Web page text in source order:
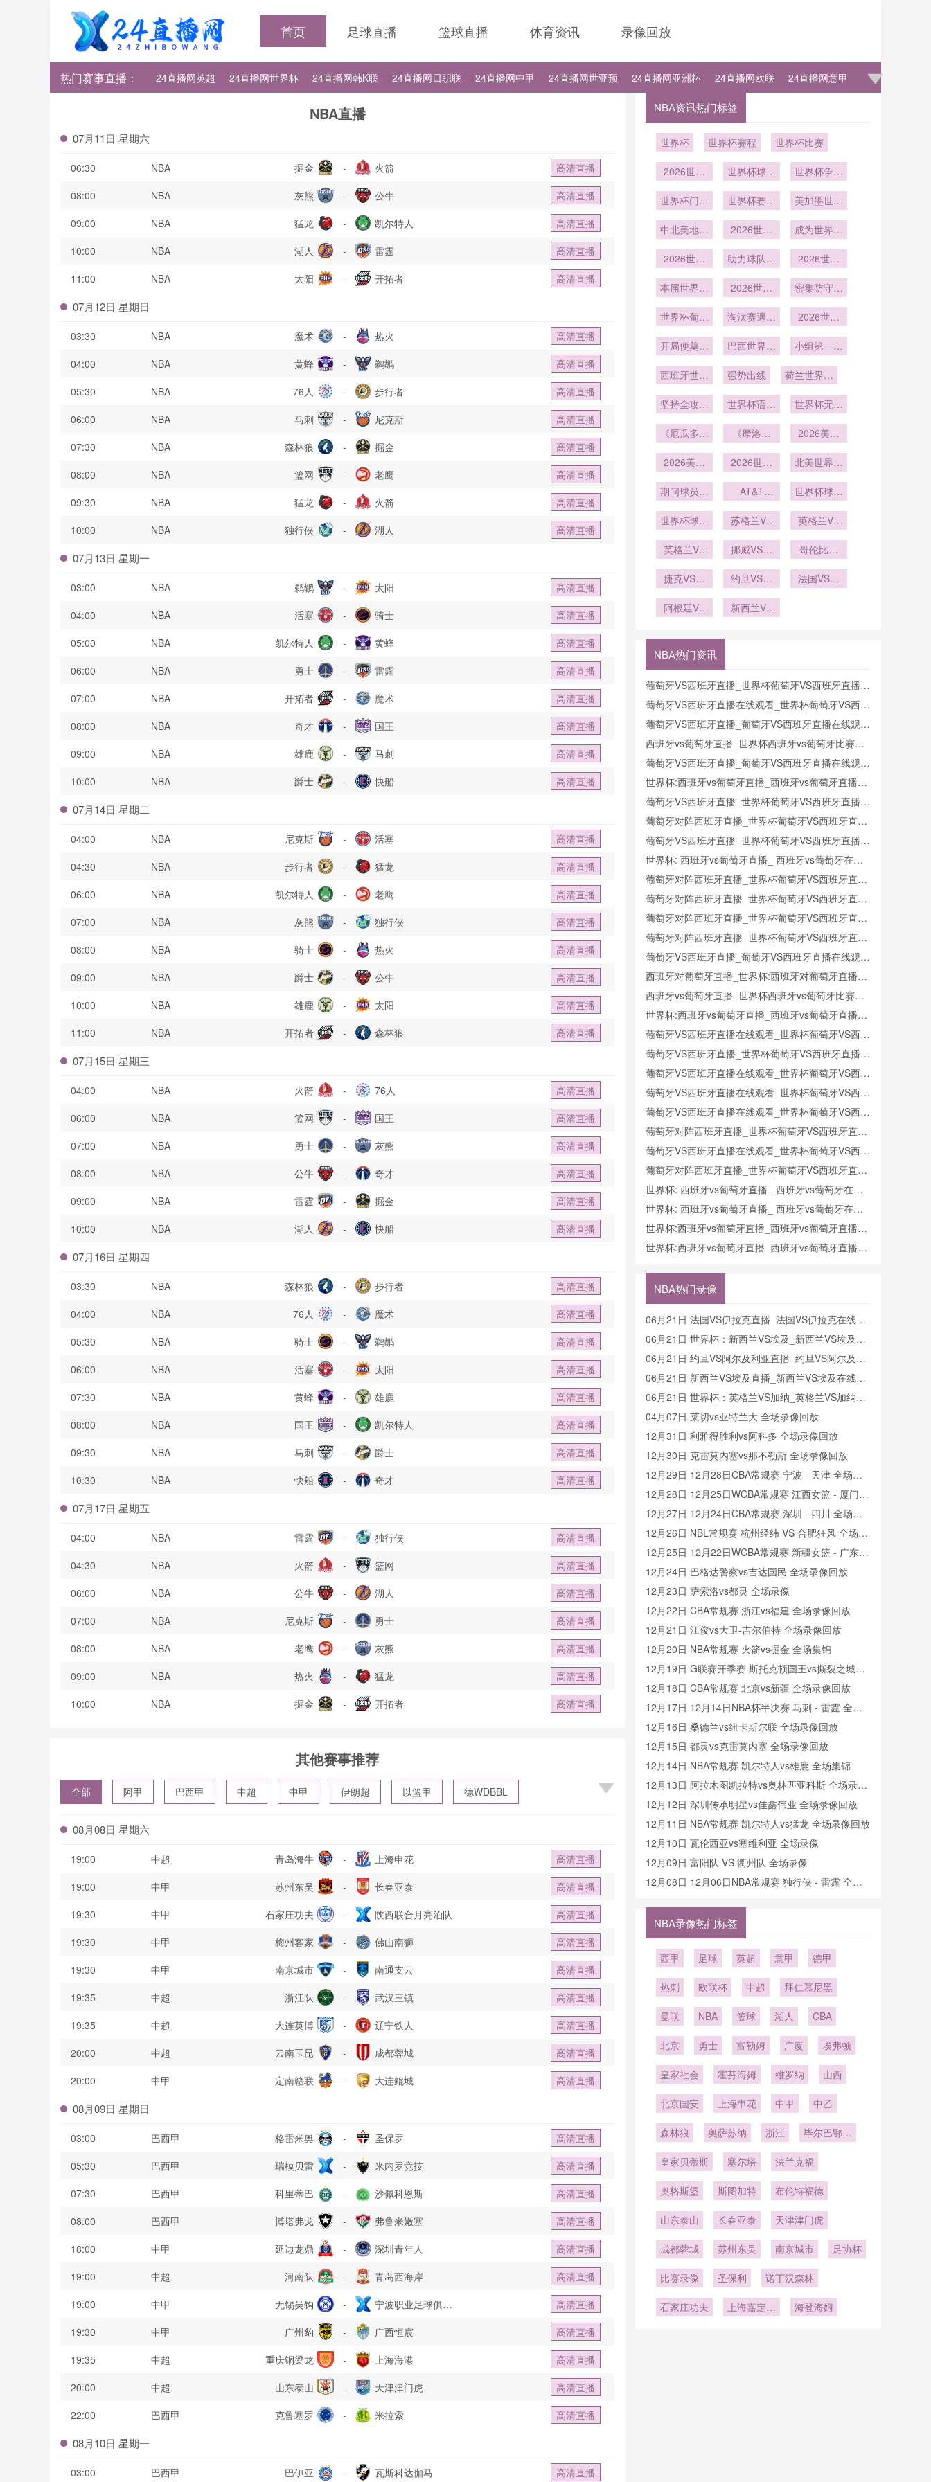
首页 足球直播 篮球直播 体育资讯 录像回放
热门赛事直播： 24直播网英超 24直播网世界杯 24直播网韩K联 24直播网日职联 24直播网中甲 24直播网世亚预 24直播网亚洲杯 24直播网欧联 24直播网意甲
24直播网德甲
NBA直播
07月11日 星期六
06:30 NBA 掘金 - 火箭
高清直播
08:00
NBA 灰熊 - 公牛
高清直播
09:00
NBA 猛龙 - 凯尔特人
高清直播
10:00
NBA 湖人 - 雷霆
高清直播
11:00
NBA 太阳 - 开拓者 高清直播
07月12日 星期日
03:30 NBA 魔术 - 热火
高清直播
04:00
NBA 黄蜂 - 鹈鹕
高清直播
05:30
NBA 76人 - 步行者
高清直播
06:00
NBA 马刺 - 尼克斯
高清直播
07:30
NBA 森林狼 - 掘金
高清直播
08:00
NBA 篮网 - 老鹰
高清直播
09:30
NBA 猛龙 - 火箭
高清直播
10:00
NBA 独行侠 - 湖人 高清直播
07月13日 星期一
03:00 NBA 鹈鹕 - 太阳
高清直播
04:00
NBA 活塞 - 骑士
高清直播
05:00
NBA 凯尔特人 - 黄蜂
高清直播
06:00
NBA 勇士 - 雷霆
高清直播
07:00
NBA 开拓者 - 魔术
高清直播
08:00
NBA 奇才 - 国王
高清直播
09:00
NBA 雄鹿 - 马刺
高清直播
10:00
NBA 爵士 - 快船 高清直播
07月14日 星期二
04:00 NBA 尼克斯 - 活塞
高清直播
04:30
NBA 步行者 - 猛龙
高清直播
06:00
NBA 凯尔特人 - 老鹰
高清直播
07:00
NBA 灰熊 - 独行侠
高清直播
08:00
NBA 骑士 - 热火
高清直播
09:00
NBA 爵士 - 公牛
高清直播
10:00
NBA 雄鹿 - 太阳
高清直播
11:00
NBA 开拓者 - 森林狼 高清直播
07月15日 星期三
04:00 NBA 火箭 - 76人
高清直播
06:00
NBA 篮网 - 国王
高清直播
07:00
NBA 勇士 - 灰熊
高清直播
08:00
NBA 公牛 - 奇才
高清直播
09:00
NBA 雷霆 - 掘金
高清直播
10:00
NBA 湖人 - 快船 高清直播
07月16日 星期四
03:30 NBA 森林狼 - 步行者
高清直播
04:00
NBA 76人 - 魔术
高清直播
05:30
NBA 骑士 - 鹈鹕
高清直播
06:00
NBA 活塞 - 太阳
高清直播
07:30
NBA 黄蜂 - 雄鹿
高清直播
08:00
NBA 国王 - 凯尔特人
高清直播
09:30
NBA 马刺 - 爵士
高清直播
10:30
NBA 快船 - 奇才 高清直播
07月17日 星期五
04:00 NBA 雷霆 - 独行侠
高清直播
04:30
NBA 火箭 - 篮网
高清直播
06:00
NBA 公牛 - 湖人
高清直播
07:00
NBA 尼克斯 - 勇士
高清直播
08:00
NBA 老鹰 - 灰熊
高清直播
09:00
NBA 热火 - 猛龙
高清直播
10:00
NBA 掘金 - 开拓者 高清直播
其他赛事推荐
全部 阿甲 巴西甲 中超 中甲 伊朗超 以篮甲 德WDBBL
波黑联
08月08日 星期六
19:00 中超 青岛海牛 - 上海申花
高清直播
19:00
中甲 苏州东吴 - 长春亚泰
高清直播
19:30
中甲 石家庄功夫 - 陕西联合月亮泊队
高清直播
19:30
中甲 梅州客家 - 佛山南狮
高清直播
19:30
中甲 南京城市 - 南通支云
高清直播
19:35
中超 浙江队 - 武汉三镇
高清直播
19:35
中超 大连英博 - 辽宁铁人
高清直播
20:00
中超 云南玉昆 - 成都蓉城
高清直播
20:00
中甲 定南赣联 - 大连鲲城 高清直播
08月09日 星期日
03:00 巴西甲 格雷米奥 - 圣保罗
高清直播
05:30
巴西甲 瑞模贝雷 - 米内罗竞技
高清直播
07:30
巴西甲 科里蒂巴 - 沙佩科恩斯
高清直播
08:00
巴西甲 博塔弗戈 - 弗鲁米嫩塞
高清直播
18:00
中甲 延边龙鼎 - 深圳青年人
高清直播
19:00
中超 河南队 - 青岛西海岸
高清直播
19:00
中甲 无锡吴钩 -
宁波职业足球俱乐
部
高清直播
19:30
中甲 广州豹 - 广西恒宸
高清直播
19:35
中超 重庆铜梁龙 - 上海海港
高清直播
20:00
中超 山东泰山 - 天津津门虎
高清直播
22:00
巴西甲 克鲁塞罗 - 米拉索 高清直播
08月10日 星期一
03:00 巴西甲 巴伊亚 - 瓦斯科达伽马 高清直播
NBA资讯热门标签
世界杯 世界杯赛程 世界杯比赛
2026世界
宿选择与推
世界杯球迷
令人感动的
世界杯争冠
防守最稳固
世界杯门将
液体
世界杯赛后
吃披萨
美加墨世界
席内加勒比
额分配
中北美地区
之外的第三
2026年世
2026世界
屡试不爽
成为世界杯
术
2026世界
依旧强势
助力球队稳
杯
2026世界
被改写
本届世界杯
册
2026世界
严密
密集防守难
强
世界杯葡萄
组赛遇荷兰
淘汰赛遇强
2026世界
出现
开局便奠定
巴西世界杯
小组第一出
西班牙世界
强势出线
荷兰世界杯
坚持全攻全
世界杯语言
全覆盖
世界杯无障
上线
《厄瓜多尔
鹰”出击！
赛场一飞冲
《摩洛哥
斯雄狮”归
续2022年
色？》
2026美加
谷世界杯元
2026美加
技公司赞助
2026世界
国海关通道
运输的时效
北美世界杯
在16座城
关流程
期间球员睡
戴设备标
年世界杯前
AT&T
Stadium从
橄榄球到足
球的球门锚
固点改造：
美加墨世界
杯前瞻
世界杯球员
走红
世界杯球员
成笑料
苏格兰VS
VS巴西直
英格兰VS
VS加纳直
英格兰VS
格兰VS加
挪威VS塞
挪威VS塞
直播
哥伦比亚
播哥伦比亚
捷克VS墨
VS墨西哥
约旦VS阿
播约旦VS
法国VS伊
阿根廷VS
阿根廷VS
奥地利在线
新西兰VS
NBA热门资讯
葡萄牙VS西班牙直播_世界杯葡萄牙VS西班牙直播_
葡萄牙VS西班牙在线高清直播
葡萄牙VS西班牙直播在线观看_世界杯葡萄牙VS西班
牙直播_葡萄牙VS西班牙比赛观看直达入口
葡萄牙VS西班牙直播_葡萄牙VS西班牙直播在线观看
_葡萄牙VS西班牙实时全场直播入口
西班牙vs葡萄牙直播_世界杯西班牙vs葡萄牙比赛直
播高清入口_西班牙vs葡萄牙预测分析直播
葡萄牙VS西班牙直播_葡萄牙VS西班牙直播在线观看
_葡萄牙VS西班牙实时全场直播入口
世界杯:西班牙vs葡萄牙直播_西班牙vs葡萄牙直播免
费观看_世界杯今日西班牙vs葡萄牙直播在线观看高
清视频直播
葡萄牙VS西班牙直播_世界杯葡萄牙VS西班牙直播_
葡萄牙VS西班牙在线高清直播
葡萄牙对阵西班牙直播_世界杯葡萄牙VS西班牙直播
_西班牙对葡萄牙比赛直播在线无插件观看
葡萄牙VS西班牙直播_世界杯葡萄牙VS西班牙直播_
葡萄牙VS西班牙在线高清直播
世界杯: 西班牙vs葡萄牙直播_ 西班牙vs葡萄牙在线
直播_ 西班牙vs葡萄牙CCTV5直播入口-24直播网
葡萄牙对阵西班牙直播_世界杯葡萄牙VS西班牙直播
_西班牙对葡萄牙比赛直播在线无插件观看
葡萄牙对阵西班牙直播_世界杯葡萄牙VS西班牙直播
_西班牙对葡萄牙比赛直播在线无插件观看
葡萄牙对阵西班牙直播_世界杯葡萄牙VS西班牙直播
_西班牙对葡萄牙比赛直播在线无插件观看
葡萄牙对阵西班牙直播_世界杯葡萄牙VS西班牙直播
_西班牙对葡萄牙比赛直播在线无插件观看
葡萄牙VS西班牙直播_葡萄牙VS西班牙直播在线观看
_葡萄牙VS西班牙实时全场直播入口
西班牙对葡萄牙直播_世界杯:西班牙对葡萄牙直播免
费观看直播_世界杯西班牙对葡萄牙直播在线观看高
清无插件
西班牙vs葡萄牙直播_世界杯西班牙vs葡萄牙比赛直
播高清入口_西班牙vs葡萄牙预测分析直播
世界杯:西班牙vs葡萄牙直播_西班牙vs葡萄牙直播免
费观看_世界杯今日西班牙vs葡萄牙直播在线观看高
清视频直播
葡萄牙VS西班牙直播在线观看_世界杯葡萄牙VS西班
牙直播_葡萄牙VS西班牙比赛观看直达入口
葡萄牙VS西班牙直播_世界杯葡萄牙VS西班牙直播_
葡萄牙VS西班牙在线高清直播
葡萄牙VS西班牙直播在线观看_世界杯葡萄牙VS西班
牙直播_葡萄牙VS西班牙比赛观看直达入口
葡萄牙VS西班牙直播在线观看_世界杯葡萄牙VS西班
牙直播_葡萄牙VS西班牙比赛观看直达入口
葡萄牙VS西班牙直播在线观看_世界杯葡萄牙VS西班
牙直播_葡萄牙VS西班牙比赛观看直达入口
葡萄牙对阵西班牙直播_世界杯葡萄牙VS西班牙直播
_西班牙对葡萄牙比赛直播在线无插件观看
葡萄牙VS西班牙直播在线观看_世界杯葡萄牙VS西班
牙直播_葡萄牙VS西班牙比赛观看直达入口
葡萄牙对阵西班牙直播_世界杯葡萄牙VS西班牙直播
_西班牙对葡萄牙比赛直播在线无插件观看
世界杯: 西班牙vs葡萄牙直播_ 西班牙vs葡萄牙在线
直播_ 西班牙vs葡萄牙CCTV5直播入口-24直播网
世界杯: 西班牙vs葡萄牙直播_ 西班牙vs葡萄牙在线
直播_ 西班牙vs葡萄牙CCTV5直播入口-24直播网
世界杯:西班牙vs葡萄牙直播_西班牙vs葡萄牙直播免
费观看_世界杯今日西班牙vs葡萄牙直播在线观看高
世界杯:西班牙vs葡萄牙直播_西班牙vs葡萄牙直播免
清视频直播
NBA热门录像
06月21日 法国VS伊拉克直播_法国VS伊拉克在线直
播
06月21日 世界杯：新西兰VS埃及_新西兰VS埃及直
播
06月21日 约旦VS阿尔及利亚直播_约旦VS阿尔及利
亚在线直播
06月21日 新西兰VS埃及直播_新西兰VS埃及在线直
播
06月21日 世界杯：英格兰VS加纳_英格兰VS加纳直
播
04月07日 莱切vs亚特兰大 全场录像回放
12月31日 利雅得胜利vs阿科多 全场录像回放
12月30日 克雷莫内塞vs那不勒斯 全场录像回放
12月29日 12月28日CBA常规赛 宁波 - 天津 全场录
像
12月28日 12月25日WCBA常规赛 江西女篮 - 厦门女
篮 全场录像
12月27日 12月24日CBA常规赛 深圳 - 四川 全场录
像
12月26日 NBL常规赛 杭州经纬 VS 合肥狂风 全场录
像
12月25日 12月22日WCBA常规赛 新疆女篮 - 广东女
篮 全场录像
12月24日 巴格达警察vs吉达国民 全场录像回放
12月23日 萨索洛vs都灵 全场录像
12月22日 CBA常规赛 浙江vs福建 全场录像回放
12月21日 江俊vs大卫-吉尔伯特 全场录像回放
12月20日 NBA常规赛 火箭vs掘金 全场集锦
12月19日 G联赛开季赛 斯托克顿国王vs撕裂之城混
音 全场录像回放
12月18日 CBA常规赛 北京vs新疆 全场录像回放
12月17日 12月14日NBA杯半决赛 马刺 - 雷霆 全场
录像
12月16日 桑德兰vs纽卡斯尔联 全场录像回放
12月15日 都灵vs克雷莫内塞 全场录像回放
12月14日 NBA常规赛 凯尔特人vs雄鹿 全场集锦
12月13日 阿拉木图凯拉特vs奥林匹亚科斯 全场录像
回放
12月12日 深圳传承明星vs佳鑫伟业 全场录像回放
12月11日 NBA常规赛 凯尔特人vs猛龙 全场录像回放
12月10日 瓦伦西亚vs塞维利亚 全场录像
12月09日 富阳队 VS 衢州队 全场录像
12月08日 12月06日NBA常规赛 独行侠 - 雷霆 全场
NBA录像热门标签
西甲 足球 英超 意甲 德甲
热刺 欧联杯 中超 拜仁慕尼黑
曼联 NBA 篮球 湖人 CBA
北京 勇士 富勒姆 广厦 埃弗顿
皇家社会 霍芬海姆 维罗纳 山西
北京国安 上海申花 中甲 中乙
森林狼 奥萨苏纳 浙江
毕尔巴鄂竞
皇家贝蒂斯
塞尔塔 法兰克福
奥格斯堡 斯图加特 布伦特福德
山东泰山 长春亚泰 天津津门虎
成都蓉城 苏州东吴 南京城市 足协杯
比赛录像 圣保利 诺丁汉森林
石家庄功夫
上海嘉定汇
海登海姆